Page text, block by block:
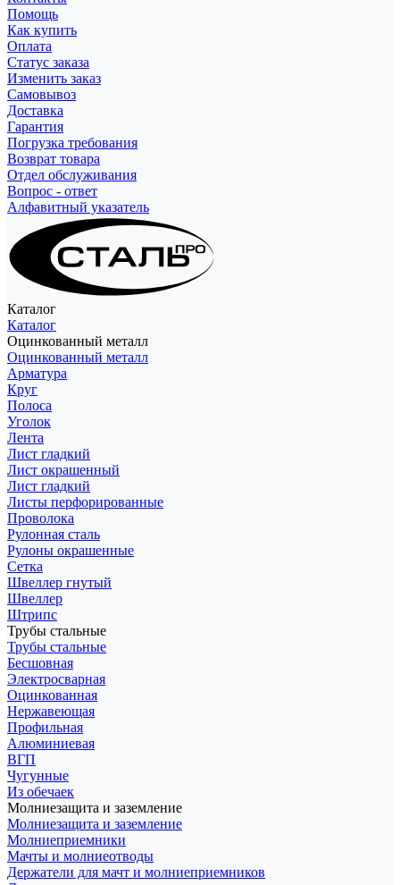
Помощь
Как купить
Оплата
Статус заказа
Изменить заказ
Самовывоз
Доставка
Гарантия
Погрузка требования
Возврат товара
Отдел обслуживания
Вопрос - ответ
Алфавитный указатель
Каталог
Каталог
Оцинкованный металл
Оцинкованный металл
Арматура
Круг
Полоса
Уголок
Лента
Лист гладкий
Лист окрашенный
Лист гладкий
Листы перфорированные
Проволока
Рулонная сталь
Рулоны окрашенные
Сетка
Швеллер гнутый
Швеллер
Штрипс
Трубы стальные
Трубы стальные
Бесшовная
Электросварная
Оцинкованная
Нержавеющая
Профильная
Алюминиевая
ВГП
Чугунные
Из обечаек
Молниезащита и заземление
Молниезащита и заземление
Молниеприемники
Мачты и молниеотводы
Держатели для мачт и молниеприемников